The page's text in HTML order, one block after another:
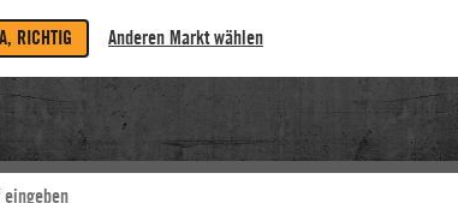
RICHTIG Anderen Markt wählen